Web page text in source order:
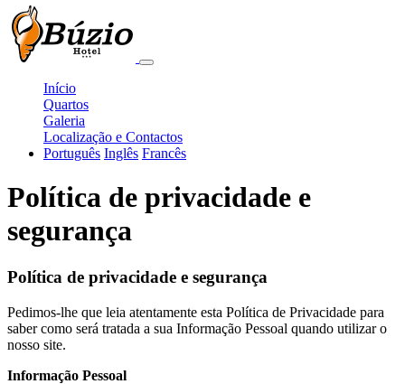
Início
Quartos
Galeria
Localização e Contactos
Português Inglês Francês
Política de privacidade e
segurança
Política de privacidade e segurança
Pedimos-lhe que leia atentamente esta Política de Privacidade para
saber como será tratada a sua Informação Pessoal quando utilizar o
nosso site.
Informação Pessoal